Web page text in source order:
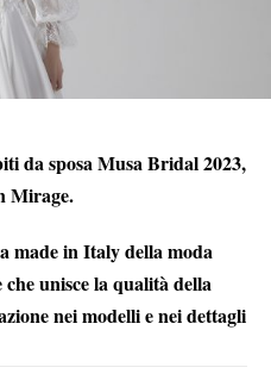
da sposa Musa Bridal 2023,
Mirage.
made in Italy della moda
che unisce la qualità della
nei modelli e nei dettagli